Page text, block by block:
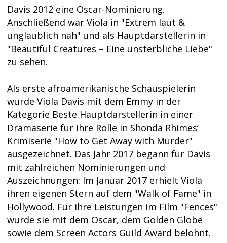
Davis 2012 eine Oscar-Nominierung.
Anschließend war Viola in "Extrem laut &
unglaublich nah" und als Hauptdarstellerin in
"Beautiful Creatures – Eine unsterbliche Liebe"
zu sehen.
Als erste afroamerikanische Schauspielerin
wurde Viola Davis mit dem Emmy in der
Kategorie Beste Hauptdarstellerin in einer
Dramaserie für ihre Rolle in Shonda Rhimes’
Krimiserie "How to Get Away with Murder"
ausgezeichnet. Das Jahr 2017 begann für Davis
mit zahlreichen Nominierungen und
Auszeichnungen: Im Januar 2017 erhielt Viola
ihren eigenen Stern auf dem "Walk of Fame" in
Hollywood. Für ihre Leistungen im Film "Fences"
wurde sie mit dem Oscar, dem Golden Globe
sowie dem Screen Actors Guild Award belohnt.